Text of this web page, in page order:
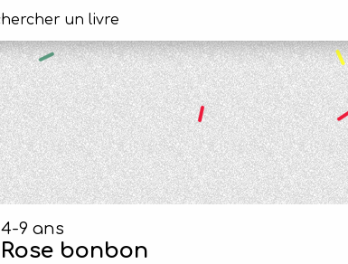
4-9 ans
Rose bonbon